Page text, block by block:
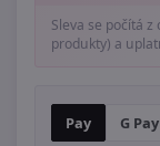
Sleva se počítá
produkty) a
Pay G Pay